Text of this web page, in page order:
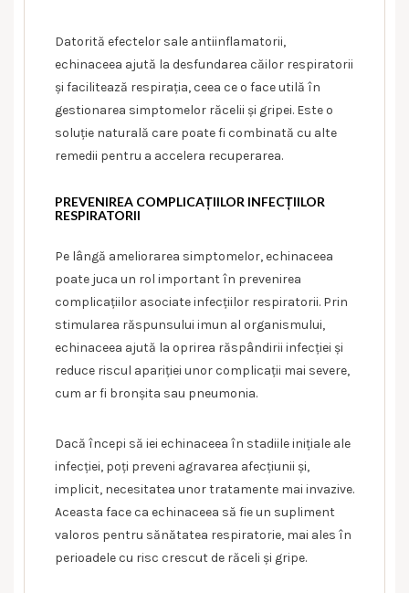
Datorită efectelor sale antiinflamatorii,
echinaceea ajută la desfundarea căilor respiratorii
și facilitează respirația, ceea ce o face utilă în
gestionarea simptomelor răcelii și gripei. Este o
soluție naturală care poate fi combinată cu alte
remedii pentru a accelera recuperarea.
PREVENIREA COMPLICAȚIILOR INFECȚIILOR
RESPIRATORII
Pe lângă ameliorarea simptomelor, echinaceea
poate juca un rol important în prevenirea
complicațiilor asociate infecțiilor respiratorii. Prin
stimularea răspunsului imun al organismului,
echinaceea ajută la oprirea răspândirii infecției și
reduce riscul apariției unor complicații mai severe,
cum ar fi bronșita sau pneumonia.
Dacă începi să iei echinaceea în stadiile inițiale ale
infecției, poți preveni agravarea afecțiunii și,
implicit, necesitatea unor tratamente mai invazive.
Aceasta face ca echinaceea să fie un supliment
valoros pentru sănătatea respiratorie, mai ales în
perioadele cu risc crescut de răceli și gripe.